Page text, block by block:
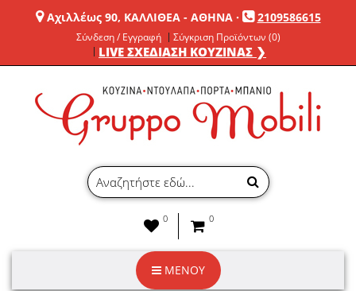
Αχιλλέως 90, ΚΑΛΛΙΘΕΑ - ΑΘΗΝΑ· 2109586615
Σύνδεση / Εγγραφή Σύγκριση Προϊόντων (0)
LIVE ΣΧΕΔΙΑΣΗ ΚΟΥΖΙΝΑΣ ❯
0 0
ΜΕΝΟΥ